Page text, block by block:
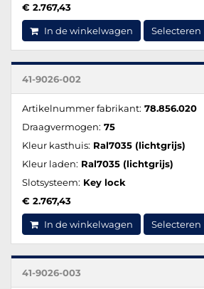
€ 2.767,43
In de winkelwagen Selecteren
41-9026-002
Artikelnummer fabrikant: 78.856.020
Draagvermogen: 75
Kleur kasthuis: Ral7035 (lichtgrijs)
Kleur laden: Ral7035 (lichtgrijs)
Slotsysteem: Key lock
€ 2.767,43
In de winkelwagen Selecteren
41-9026-003